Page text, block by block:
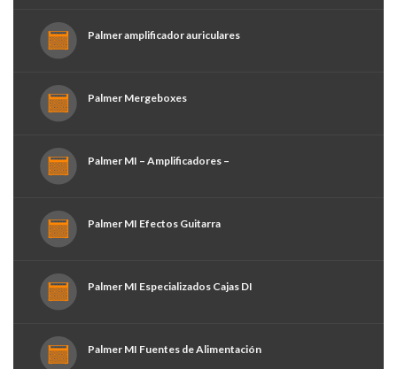
Palmer amplificador auriculares
Palmer Mergeboxes
Palmer MI – Amplificadores –
Palmer MI Efectos Guitarra
Palmer MI Especializados Cajas DI
Palmer MI Fuentes de Alimentación